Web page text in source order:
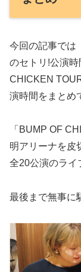
今回の記事では
のセトリ!公演
CHICKEN
演時間をまとめ
「BUMP OF
明アリーナを皮
全20公演のライ
最後まで無事に